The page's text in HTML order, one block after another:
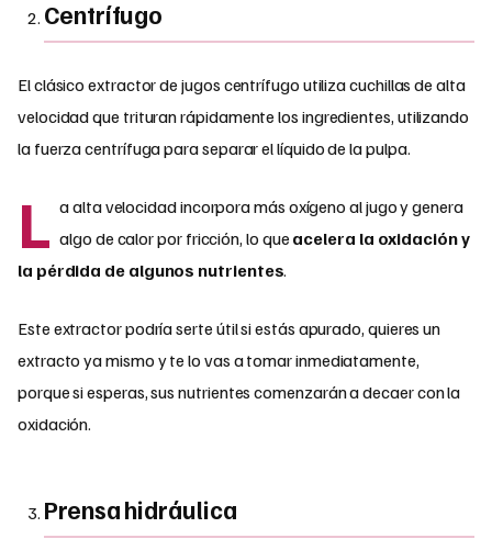
Centrífugo
El clásico extractor de jugos centrífugo utiliza cuchillas de alta
velocidad que trituran rápidamente los ingredientes, utilizando
la fuerza centrífuga para separar el líquido de la pulpa.
L a alta velocidad incorpora más oxígeno al jugo y genera
algo de calor por fricción, lo que acelera la oxidación y
la pérdida de algunos nutrientes.
Este extractor podría serte útil si estás apurado, quieres un
extracto ya mismo y te lo vas a tomar inmediatamente,
porque si esperas, sus nutrientes comenzarán a decaer con la
oxidación.
Prensa hidráulica